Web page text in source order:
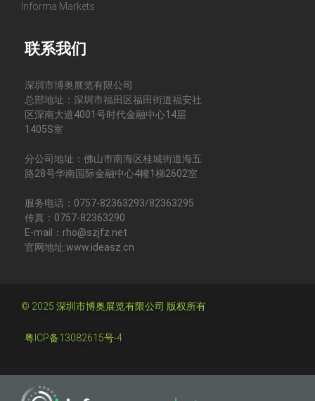
Informa Markets
联系我们
深圳市博奥展览有限公司
总部地址：深圳市福田区福田街道福安社
区深南大道4001号时代金融中心14层
1405S室
分公司地址：佛山市南海区桂城街道海五
路28号华南国际金融中心4幢1梯2602室
服务电话：0757-82363293/82363295
传真：0757-82363290
E-mail：rho@szjfz.net
官网地址:www.ideasz.cn
© 2025 深圳市博奥展览有限公司 版权所有
粤ICP备13082615号-4